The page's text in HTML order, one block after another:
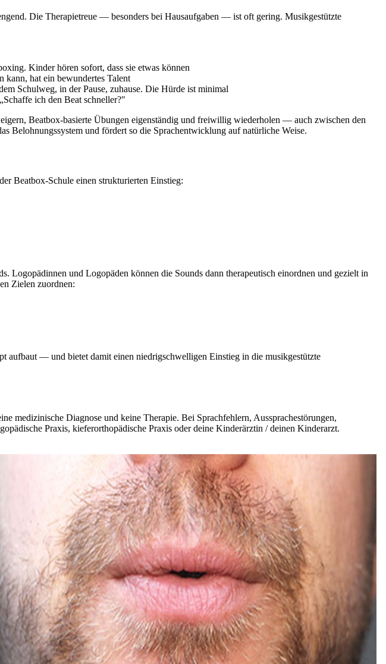
Die Therapietreue — besonders bei Hausaufgaben — ist oft gering. Musikgestützte
Kinder hören sofort, dass sie etwas können
hat ein bewundertes Talent
Schulweg, in der Pause, zuhause. Die Hürde ist minimal
ich den Beat schneller?"
Beatbox-basierte Übungen eigenständig und freiwillig wiederholen — auch zwischen den
Belohnungssystem und fördert so die Sprachentwicklung auf natürliche Weise.
Beatbox-Schule einen strukturierten Einstieg:
Logopädinnen und Logopäden können die Sounds dann therapeutisch einordnen und gezielt in
Zielen zuordnen:
aufbaut — und bietet damit einen niedrigschwelligen Einstieg in die musikgestützte
medizinische Diagnose und keine Therapie. Bei Sprachfehlern, Aussprachestörungen,
Praxis, kieferorthopädische Praxis oder deine Kinderärztin / deinen Kinderarzt.